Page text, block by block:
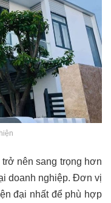
nên sang trọng hơn
doanh nghiệp. Đơn vị
đại nhất để phù hợp